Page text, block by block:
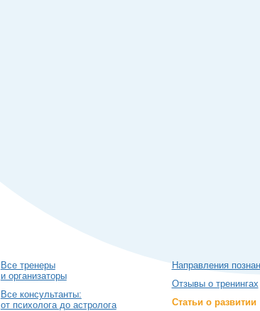
Все тренеры
и организаторы
Все консультанты:
от психолога до астролога
Направления
Отзывы о тренингах
Статьи о развитии